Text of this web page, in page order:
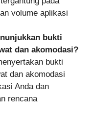
volume aplikasi
bukti
dan akomodasi?
bukti
dan akomodasi
Anda dan
rencana